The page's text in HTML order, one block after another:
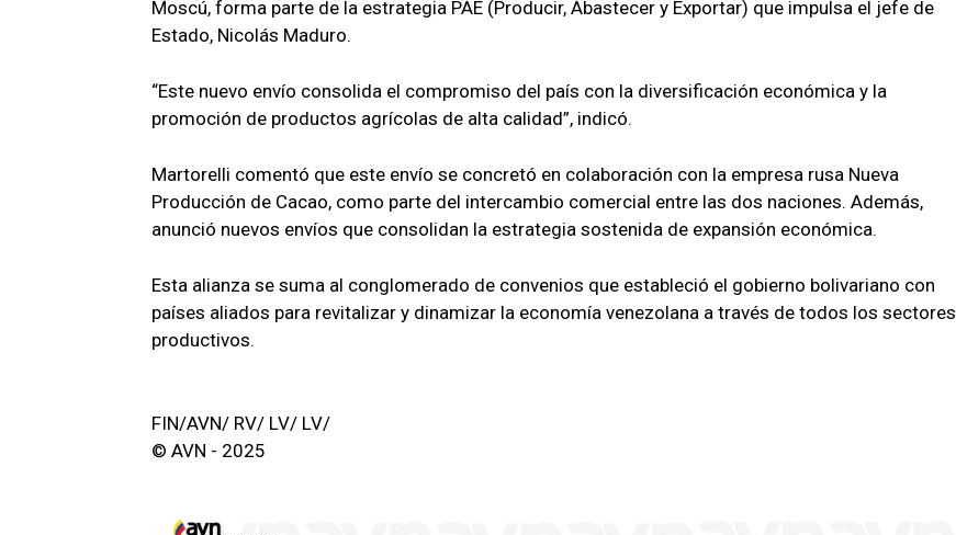
Moscú, forma parte de la estrategia PAE (Producir, Abastecer y Exportar) que impulsa el jefe de
Estado, Nicolás Maduro.
“Este nuevo envío consolida el compromiso del país con la diversificación económica y la
promoción de productos agrícolas de alta calidad”, indicó.
Martorelli comentó que este envío se concretó en colaboración con la empresa rusa Nueva
Producción de Cacao, como parte del intercambio comercial entre las dos naciones. Además,
anunció nuevos envíos que consolidan la estrategia sostenida de expansión económica.
Esta alianza se suma al conglomerado de convenios que estableció el gobierno bolivariano con
países aliados para revitalizar y dinamizar la economía venezolana a través de todos los sectores
productivos.
FIN/AVN/ RV/ LV/ LV/
© AVN - 2025